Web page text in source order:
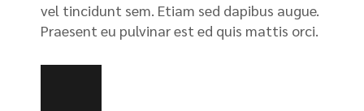
vel tincidunt sem. Etiam sed dapibus augue.
Praesent eu pulvinar est ed quis mattis orci.